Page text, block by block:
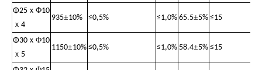
Φ25 ｘ Φ10
ｘ 4
935±10% ≤0,5% ≤1,0% 65.5±5% ≤15
Φ30 ｘ Φ10
ｘ 5
1150±10% ≤0,5% ≤1,0% 58.4±5% ≤15